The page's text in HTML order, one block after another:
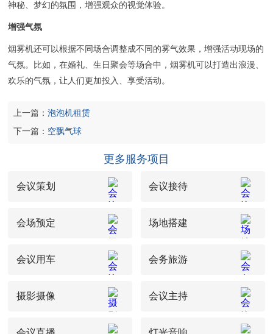
关于我们
联系我们
神秘、梦幻的氛围，增强观众的视觉体验。
增强气氛
烟雾机还可以根据不同场合调整成不同的雾气效果，增强活动现场的
气氛。比如，在婚礼、生日聚会等场合中，烟雾机可以打造出浪漫、
欢乐的气氛，让人们更加投入、享受活动。
上一篇：泡泡机租赁
下一篇： 空飘气球
更多服务项目
会议策划 会议接待
会场预定 场地搭建
会议用车 会务旅游
摄影摄像 会议主持